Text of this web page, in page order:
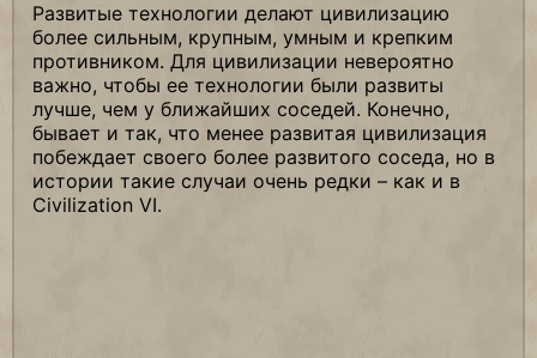
Развитые технологии делают цивилизацию
более сильным, крупным, умным и крепким
противником. Для цивилизации невероятно
важно, чтобы ее технологии были развиты
лучше, чем у ближайших соседей. Конечно,
бывает и так, что менее развитая цивилизация
побеждает своего более развитого соседа, но в
истории такие случаи очень редки – как и в
Civilization VI.